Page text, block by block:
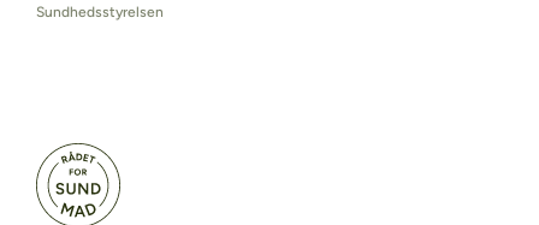
Sundhedsstyrelsen